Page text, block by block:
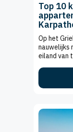
Top 10
Op het
nauwelijks
eiland van